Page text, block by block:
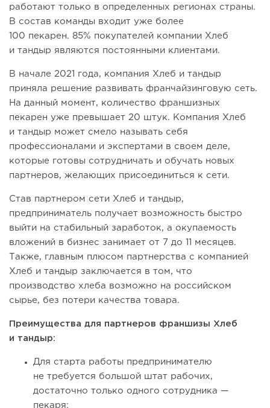
работают только в определенных регионах страны.
В состав команды входит уже более
100 пекарен. 85% покупателей компании Хлеб
и тандыр являются постоянными клиентами.
В начале 2021 года, компания Хлеб и тандыр
приняла решение развивать франчайзинговую сеть.
На данный момент, количество франшизных
пекарен уже превышает 20 штук. Компания Хлеб
и тандыр может смело называть себя
профессионалами и экспертами в своем деле,
которые готовы сотрудничать и обучать новых
партнеров, желающих присоединиться к сети.
Став партнером сети Хлеб и тандыр,
предприниматель получает возможность быстро
выйти на стабильный заработок, а окупаемость
вложений в бизнес занимает от 7 до 11 месяцев.
Также, главным плюсом партнерства с компанией
Хлеб и тандыр заключается в том, что
производство хлеба возможно на российском
сырье, без потери качества товара.
Преимущества для партнеров франшизы Хлеб
и тандыр:
Для старта работы предпринимателю
не требуется большой штат рабочих,
достаточно только одного сотрудника —
пекаря;